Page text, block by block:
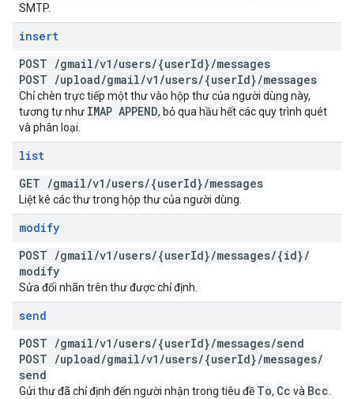
SMTP.
insert
POST /gmail/v1 /users/{userId}/messages
POST /upload/gmail/v1 /users/{userId}/messages
Chỉ chèn trực tiếp một thư vào hộp thư của người dùng này,
tương tự như IMAP APPEND, bỏ qua hầu hết các quy trình quét
và phân loại.
list
GET /gmail/v1 /users/{userId}/messages
Liệt kê các thư trong hộp thư của người dùng.
modify
POST /gmail/v1 /users/{userId}/messages/{id}/
modify
Sửa đổi nhãn trên thư được chỉ định.
send
POST /gmail/v1 /users/{userId}/messages/send
POST /upload/gmail/v1 /users/{userId}/messages/
send
Gửi thư đã chỉ định đến người nhận trong tiêu đề To, Cc và Bcc